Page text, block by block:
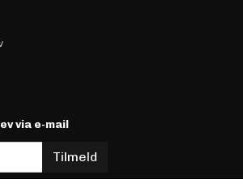
via e-mail
Tilmeld